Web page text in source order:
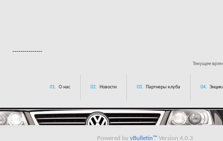
---------------
Текущее
01. О нас 02. Новости 03. Партнеры клуба 04.
Powered by vBulletin™ Version 4.0.3